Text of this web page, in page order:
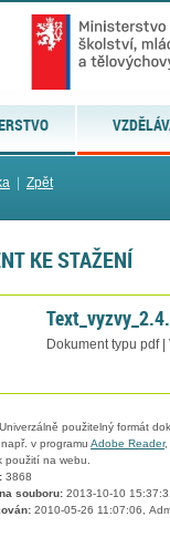
Zpět
KE STAŽENÍ
Dokument typu pdf
Univerzálně použitelný formát
v programu Adobe Reader,
použití na webu.
3868
souboru: 2013-10-10
2010-05-26 11:07:06,